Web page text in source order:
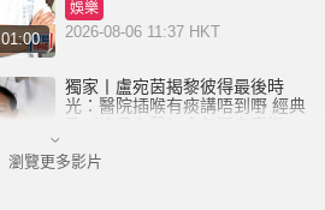
01:00
娛樂
2026-08-06 11:37 HKT
獨家丨盧宛茵揭黎彼得最後時
光：醫院插喉有痰講唔到嘢 經典
娛樂
瀏覽更多影片